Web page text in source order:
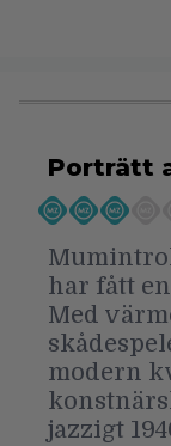
Porträtt
har fått
Med
modern
jazzigt